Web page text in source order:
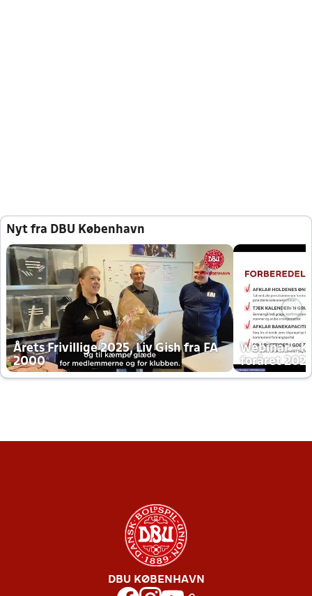
Nyt fra DBU København
Årets Frivillige 2025, Liv Gish fra FA
2000
Webinar -
foråret
DBU KØBENHAVN